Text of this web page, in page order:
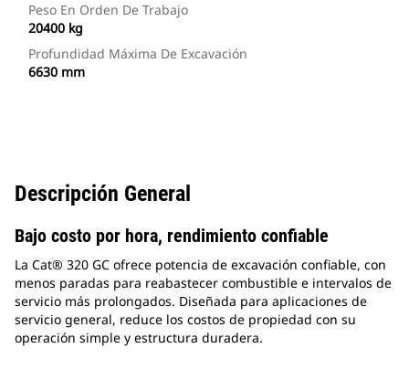
Peso En Orden De Trabajo
20400 kg
Profundidad Máxima De Excavación
6630 mm
Descripción General
Bajo costo por hora, rendimiento confiable
La Cat® 320 GC ofrece potencia de excavación confiable, con
menos paradas para reabastecer combustible e intervalos de
servicio más prolongados. Diseñada para aplicaciones de
servicio general, reduce los costos de propiedad con su
operación simple y estructura duradera.